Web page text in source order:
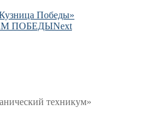
Победы»
ПОБЕДЫNext
техникум»